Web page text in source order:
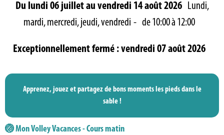
Du lundi 06 juillet au vendredi 14 août 2026 Lundi,
mardi, mercredi, jeudi, vendredi
de 10:00 à 12:00
Exceptionnellement fermé : vendredi 07 août 2026
Apprenez, jouez et partagez de bons moments les pieds dans le
sable !
🏐 Mon Volley Vacances - Cours matin